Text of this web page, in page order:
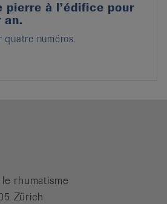
pierre à l’édifice pour
an.
quatre numéros.
rhumatisme
Zürich